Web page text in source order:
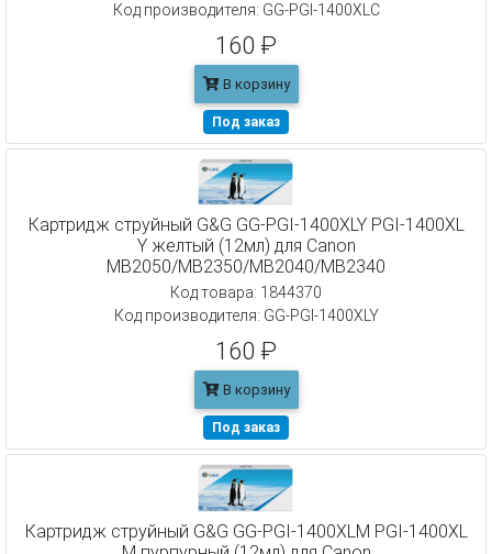
Код производителя: GG-PGI-1400XLC
160 ₽
В корзину
Под заказ
Картридж струйный G&G GG-PGI-1400XLY PGI-1400XL
Y желтый (12мл) для Canon
MB2050/MB2350/MB2040/MB2340
Код товара: 1844370
Код производителя: GG-PGI-1400XLY
160 ₽
В корзину
Под заказ
Картридж струйный G&G GG-PGI-1400XLM PGI-1400XL